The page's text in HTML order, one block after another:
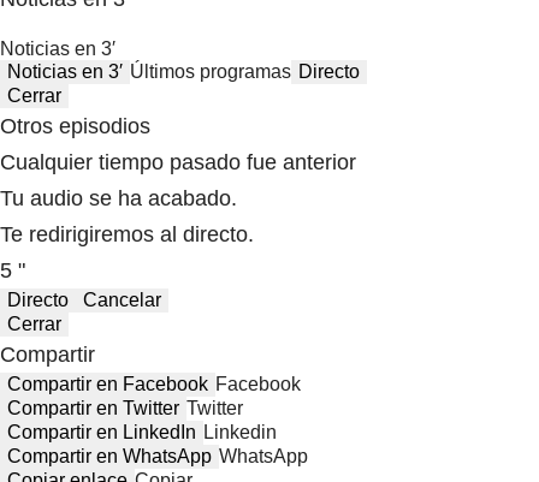
Noticias en 3′
Noticias en 3′ Últimos programas Directo
Cerrar
Otros episodios
Cualquier tiempo pasado fue anterior
Tu audio se ha acabado.
Te redirigiremos al directo.
5 "
Directo
Cancelar
Cerrar
Compartir
Compartir en Facebook Facebook
Compartir en Twitter Twitter
Compartir en LinkedIn Linkedin
Compartir en WhatsApp WhatsApp